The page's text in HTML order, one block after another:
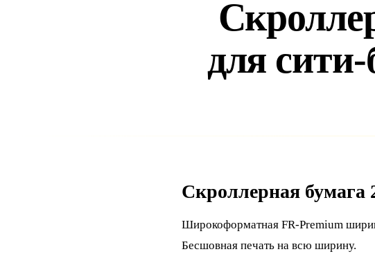
для сити-
Скроллерная бумага
Широкоформатная FR-Premium
Бесшовная печать на всю ширину.